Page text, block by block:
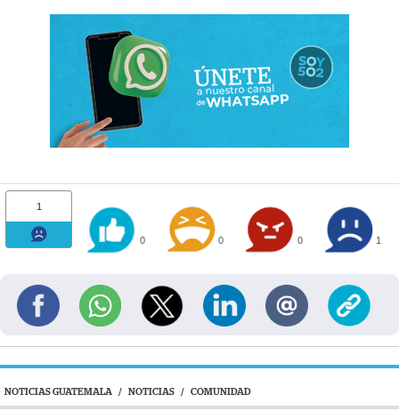
1
0 0 0 1
NOTICIAS GUATEMALA / NOTICIAS / COMUNIDAD